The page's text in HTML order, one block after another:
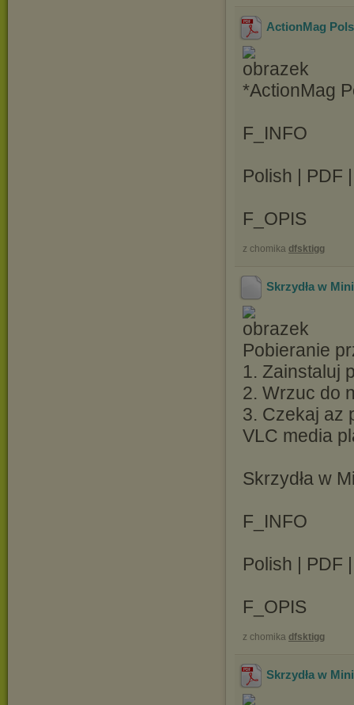
ActionMag
*ActionMag
F_INFO
Polish | PDF
F_OPIS
z chomika dfsktigg
Skrzydła w
Pobieranie
1. Zainstaluj
2. Wrzuc do
3. Czekaj az
VLC media
Skrzydła w
F_INFO
Polish | PDF
F_OPIS
z chomika dfsktigg
Skrzydła w